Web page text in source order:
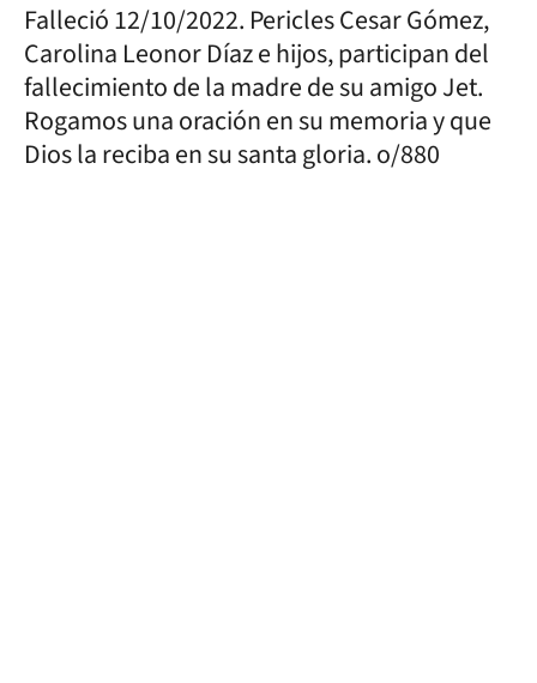
Falleció 12/10/2022. Pericles Cesar Gómez,
Carolina Leonor Díaz e hijos, participan del
fallecimiento de la madre de su amigo Jet.
Rogamos una oración en su memoria y que
Dios la reciba en su santa gloria. o/880